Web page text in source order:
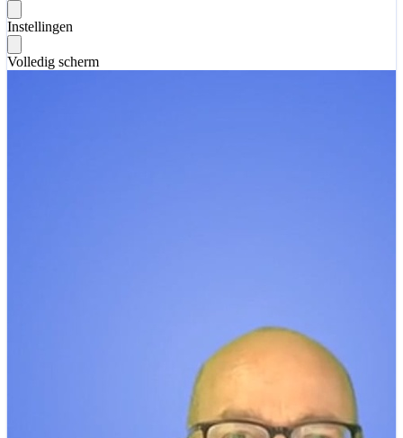
Instellingen
Volledig scherm